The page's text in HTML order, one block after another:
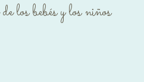
los bebés y los niños